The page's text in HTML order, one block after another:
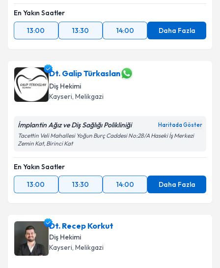
En Yakın Saatler
13:00
13:30 14:00 Daha Fazla
Dt. Galip Türkaslan
Diş Hekimi
Kayseri, Melikgazi
İmplantin Ağız ve Diş Sağlığı Polikliniği Haritada Göster
Tacettin Veli Mahallesi Yoğun Burç Caddesi No:28/A Haseki İş Merkezi
Zemin Kat, Birinci Kat
En Yakın Saatler
13:00
13:30 14:00 Daha Fazla
Dt. Recep Korkut
Diş Hekimi
Kayseri, Melikgazi